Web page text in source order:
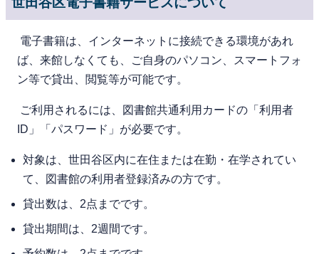
電⼦書籍は、インターネットに接続できる環境があれ
ば、来館しなくても、ご⾃⾝のパソコン、スマートフォ
ン等で貸出、閲覧等が可能です。
ご利⽤されるには、図書館共通利用カードの「利用者
ID」「パスワード」が必要です。
対象は、世⽥⾕区内に在住または在勤・在学されてい
て、図書館の利⽤者登録済みの⽅です。
貸出数は、2点までです。
貸出期間は、2週間です。